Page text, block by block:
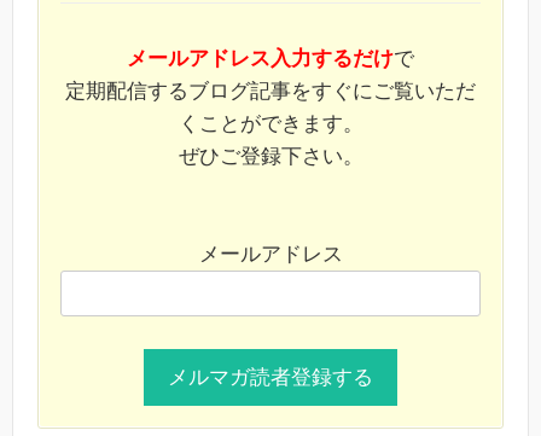
メールアドレス入力するだけで
定期配信するブログ記事をすぐにご覧いただ
くことができます。
ぜひご登録下さい。
メールアドレス